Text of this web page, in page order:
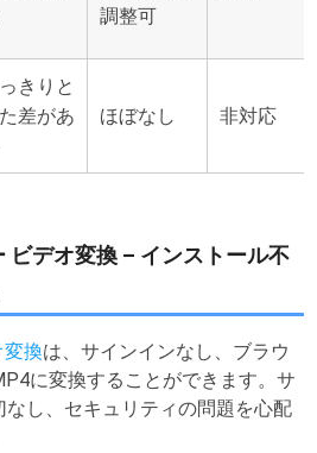
調整可
きりと
差があ
ほぼなし 非対応
デオ変換 – インストール不
換は、サインインなし、ブラウ
に変換することができます。サ
し、セキュリティの問題を心配